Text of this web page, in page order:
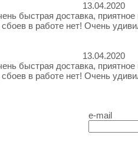
13.04.2020
быстрая доставка,
в работе нет! Очень
13.04.2020
быстрая доставка,
в работе нет! Очень
e-mail